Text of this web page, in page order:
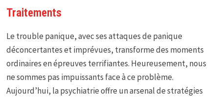
Traitements
Le trouble panique, avec ses attaques de panique
déconcertantes et imprévues, transforme des moments
ordinaires en épreuves terrifiantes. Heureusement, nous
ne sommes pas impuissants face à ce problème.
Aujourd’hui, la psychiatrie offre un arsenal de stratégies